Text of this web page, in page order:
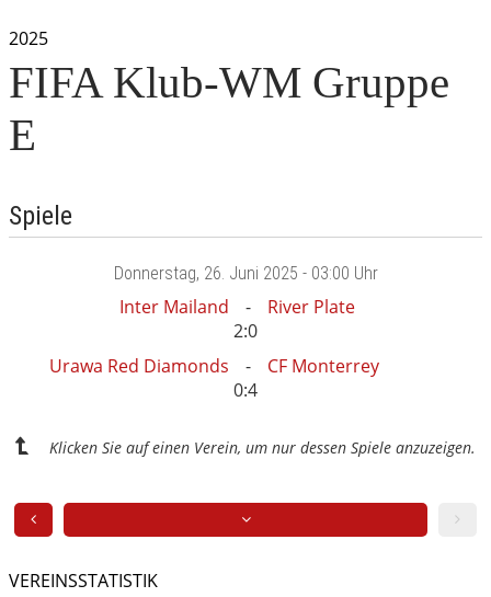
2025
FIFA Klub-WM Gruppe
E
Spiele
Donnerstag, 26. Juni 2025 - 03:00 Uhr
Inter Mailand
River Plate
2:0
Urawa Red Diamonds
CF Monterrey
0:4
Klicken Sie auf einen Verein, um nur dessen Spiele anzuzeigen.
VEREINSSTATISTIK